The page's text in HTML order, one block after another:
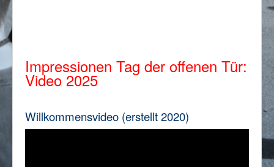
Impressionen Tag der offenen Tür:
Video2025
Willkommensvideo (erstellt 2020)